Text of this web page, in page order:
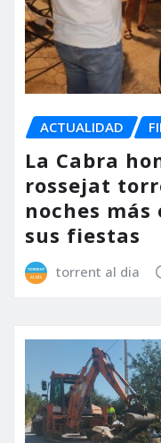
ACTUALIDAD
La Cabra
rossejat
noches
sus fiestas
torrent al dia